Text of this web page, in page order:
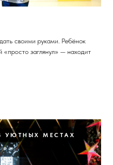
своими руками. Ребёнок
«просто заглянул» — находит
УЮТНЫХ МЕСТАХ